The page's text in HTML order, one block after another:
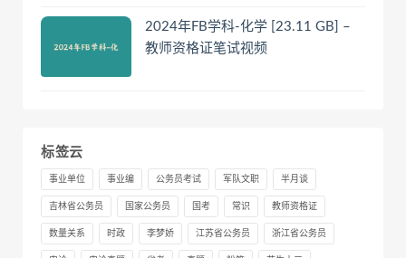
2024年FB学科-化学 [23.11 GB] –
教师资格证笔试视频
标签云
事业单位 事业编 公务员考试 军队文职 半月谈
吉林省公务员 国家公务员 国考 常识 教师资格证
数量关系 时政 李梦娇 江苏省公务员 浙江省公务员